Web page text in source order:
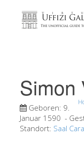
Simon
Geboren: 9.
Januar 1590 -
Standort: Saal